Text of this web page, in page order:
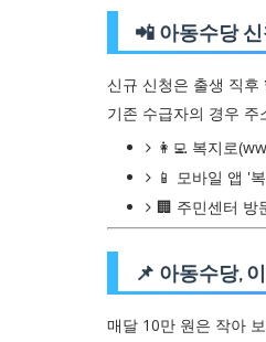
📲 아동수당
신규 신청은 출생 직후
기존 수급자의 경우
👩‍💻 복지로
📱 모바일 앱 '
🏢 주민센터 방
📌 아동수당,
매달 10만 원은 작아